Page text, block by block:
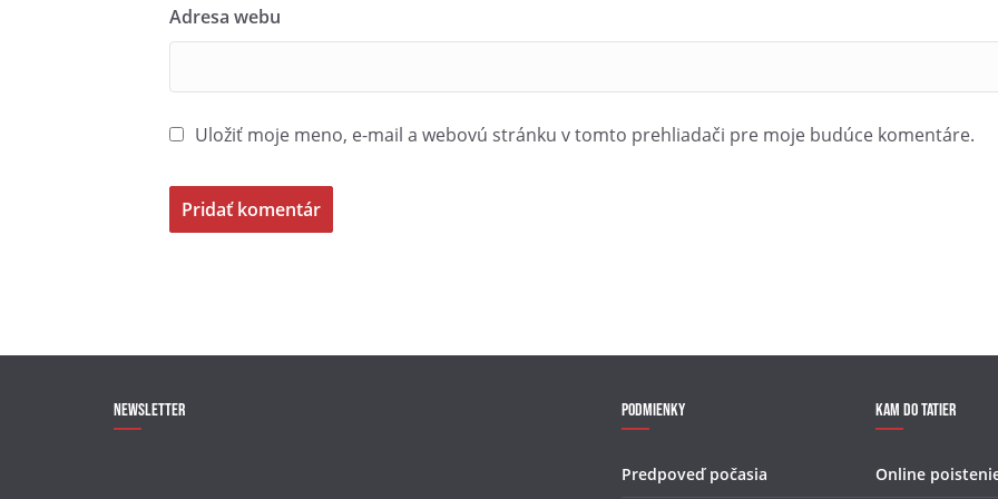
Adresa webu
Uložiť moje meno, e-mail a webovú stránku v tomto prehliadači pre moje budúce komentáre.
Newsletter Podmienky
Predpoveď počasia
Kam do Tatier
Online